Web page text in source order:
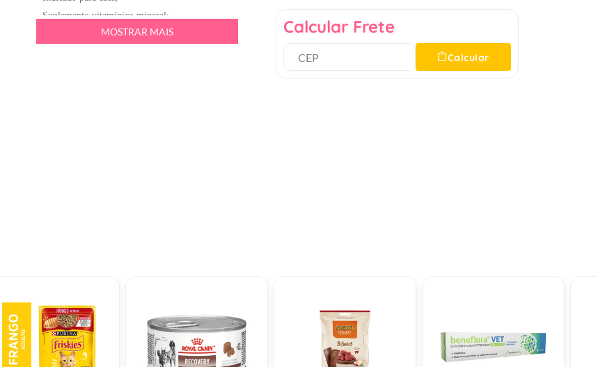
- Suplemento vitamínico mineral;
- Ideal para cães que necessitem de suporte
MOSTRAR MAIS Calcular Frete
Calcular